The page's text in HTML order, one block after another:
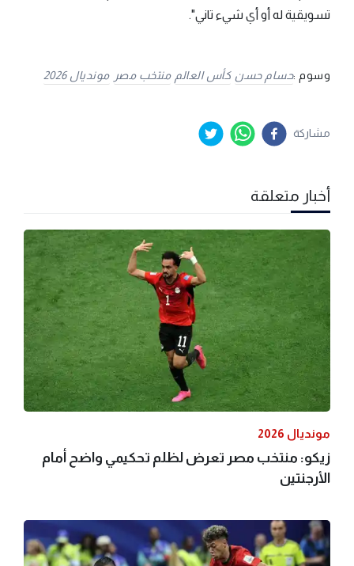
تسويقية له أو أي شيء تاني".
وسوم :حسام حسن كأس العالم منتخب مصر مونديال 2026
مشاركة
أخبار متعلقة
مونديال 2026
زيكو: منتخب مصر تعرض لظلم تحكيمي واضح أمام
الأرجنتين